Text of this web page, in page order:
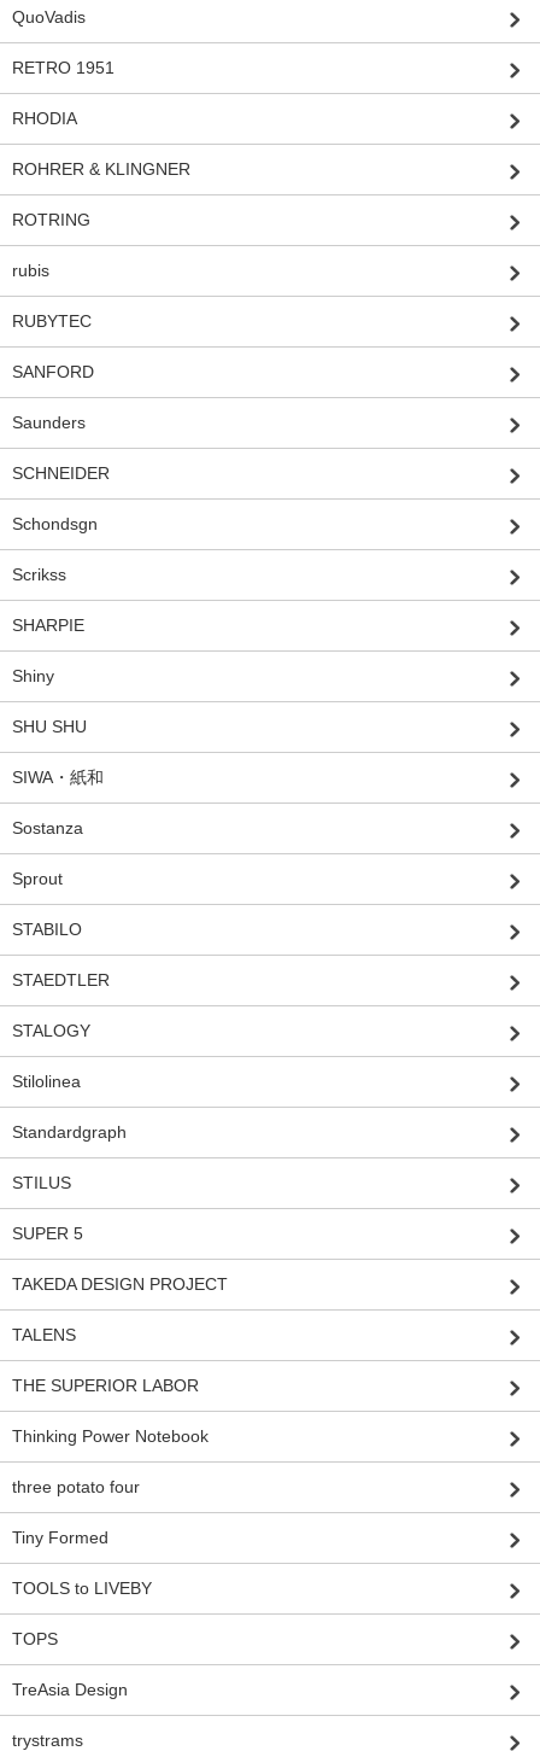
QuoVadis
RETRO 1951
RHODIA
ROHRER & KLINGNER
ROTRING
rubis
RUBYTEC
SANFORD
Saunders
SCHNEIDER
Schondsgn
Scrikss
SHARPIE
Shiny
SHU SHU
SIWA・紙和
Sostanza
Sprout
STABILO
STAEDTLER
STALOGY
Stilolinea
Standardgraph
STILUS
SUPER 5
TAKEDA DESIGN PROJECT
TALENS
THE SUPERIOR LABOR
Thinking Power Notebook
three potato four
Tiny Formed
TOOLS to LIVEBY
TOPS
TreAsia Design
trystrams